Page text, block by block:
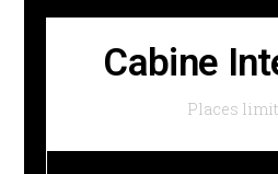
Cabine
Places